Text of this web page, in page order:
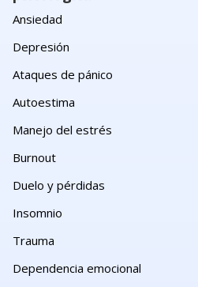
Ansiedad
Depresión
Ataques de pánico
Autoestima
Manejo del estrés
Burnout
Duelo y pérdidas
Insomnio
Trauma
Dependencia emocional